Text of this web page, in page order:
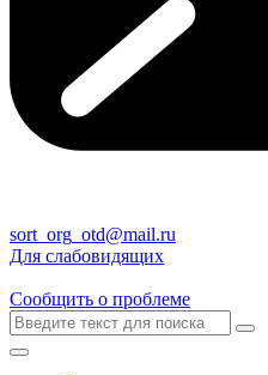
sort_org_otd@mail.ru
Для слабовидящих
Сообщить о проблеме